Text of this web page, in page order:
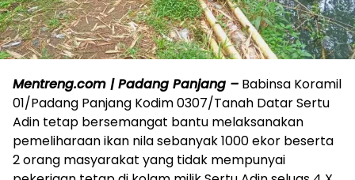
Mentreng.com | Padang Panjang – Babinsa Koramil
01/Padang Panjang Kodim 0307/Tanah Datar Sertu
Adin tetap bersemangat bantu melaksanakan
pemeliharaan ikan nila sebanyak 1000 ekor beserta
2 orang masyarakat yang tidak mempunyai